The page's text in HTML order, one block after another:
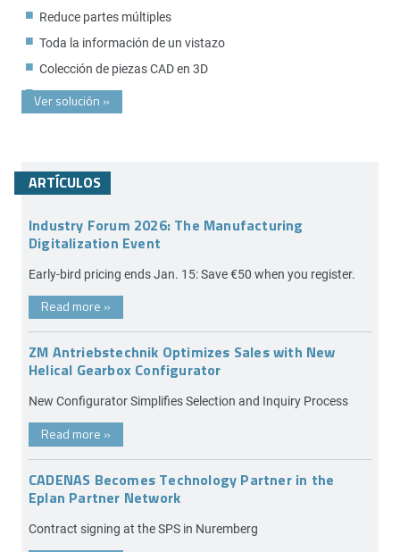
Reduce partes múltiples
Toda la información de un vistazo
Colección de piezas CAD en 3D
Ver solución »
ARTÍCULOS
Industry Forum 2026: The Manufacturing
Digitalization Event
Early-bird pricing ends Jan. 15: Save €50 when you register.
Read more »
ZM Antriebstechnik Optimizes Sales with New
Helical Gearbox Configurator
New Configurator Simplifies Selection and Inquiry Process
Read more »
CADENAS Becomes Technology Partner in the
Eplan Partner Network
Contract signing at the SPS in Nuremberg